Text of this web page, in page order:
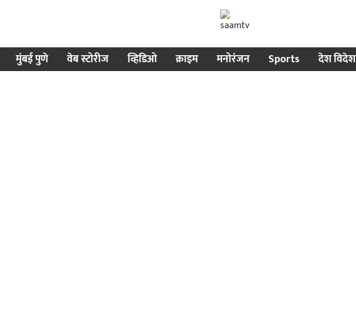
मुंबई पुणे वेब स्टोरीज व्हिडिओ क्राइम मनोरंजन Sports देश विदेश